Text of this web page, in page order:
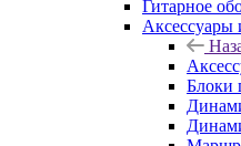
Гитарное
Блоки